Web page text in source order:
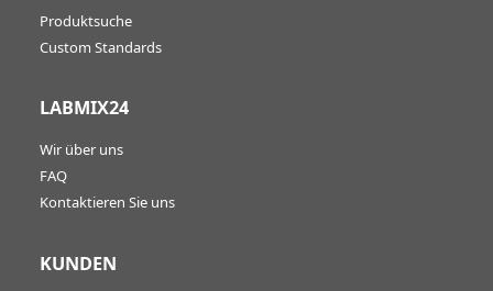
Produktsuche
Custom Standards
LABMIX24
Wir über uns
FAQ
Kontaktieren Sie uns
KUNDEN